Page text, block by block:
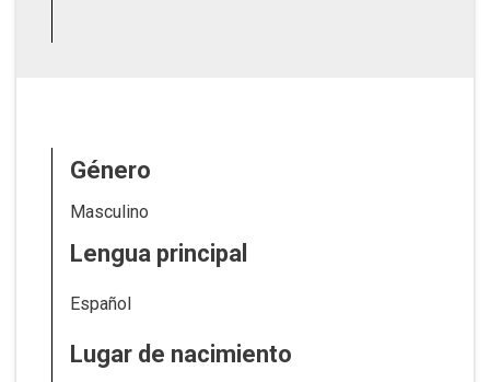
Género
Masculino
Lengua principal
Español
Lugar de nacimiento